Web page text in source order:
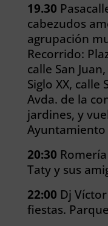
19.30
cabezudos
agrupación
Recorrido:
calle San
Siglo XX, calle
Avda. de la
jardines, y
Ayuntamiento
20:30
Taty y sus
22:00 Dj
fiestas.